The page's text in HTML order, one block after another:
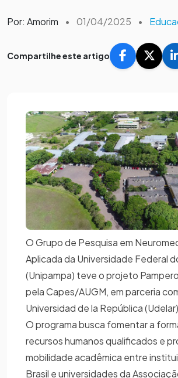
Por: Amorim • 01/04/2025 •
Compartilhe este artigo
O Grupo de Pesquisa em
Aplicada da Universidade Federal
(Unipampa) teve o projeto
pela Capes/AUGM, em parceria
Universidad de la República
O programa busca fomentar a
recursos humanos qualificados e
mobilidade acadêmica entre
Brasil e universidades da